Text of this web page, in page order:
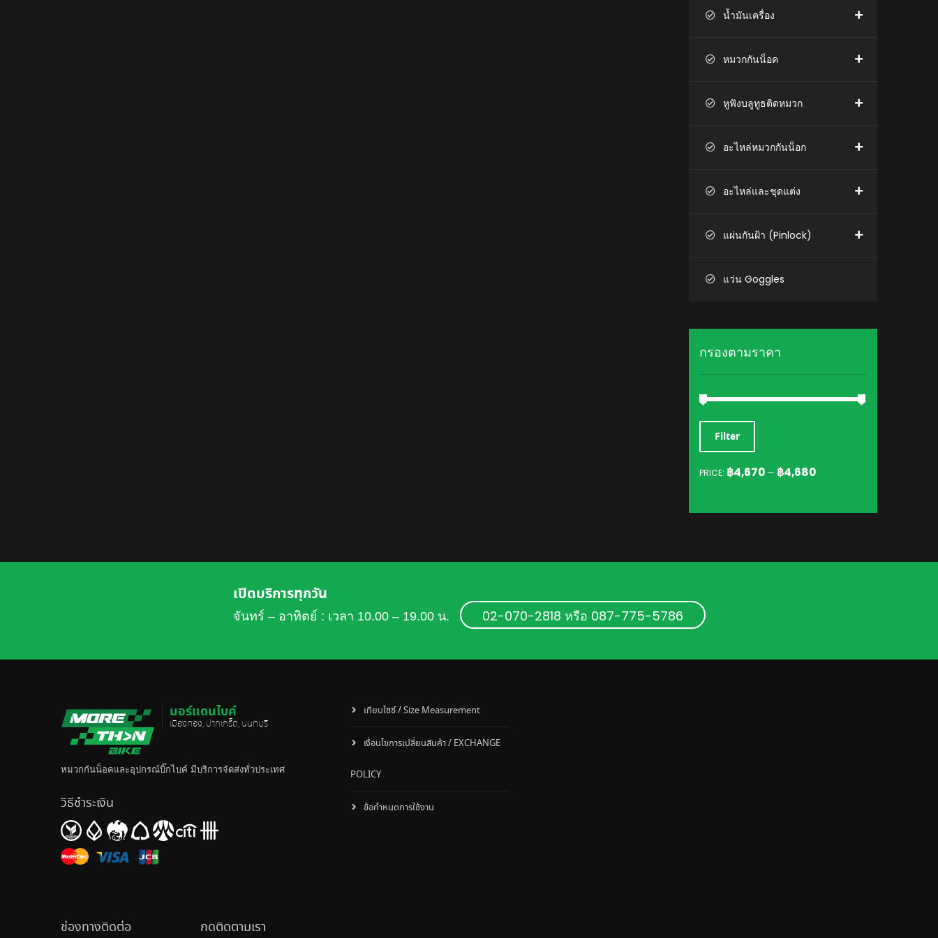
น้ำมันเครื่อง
หมวกกันน็อค
หูฟังบลูทูธติดหมวก
อะไหล่หมวกกันน็อก
อะไหล่และชุดแต่ง
แผ่นกันฝ้า (Pinlock)
แว่น Goggles
กรองตามราคา
MIN
PRICE
MAX
PRICE
Filter
PRICE: ฿4,670 — ฿4,680
เปิดบริการทุกวัน
จันทร์ – อาทิตย์ : เวลา 10.00 – 19.00 น. 02-070-2818 หรือ 087-775-5786
มอร์แดนไบค์
เมืองทอง, ปากเกร็ด, นนทบุรี
หมวกกันน็อคและอุปกรณ์บิ๊กไบค์ มีบริการจัดส่งทั่วประเทศ
วิธีชำระเงิน
ช่องทางติดต่อ กดติดตามเรา
เทียบไซซ์ / Size Measurement
เงื่อนไขการเปลี่ยนสินค้า / EXCHANGE
POLICY
ข้อกำหนดการใช้งาน